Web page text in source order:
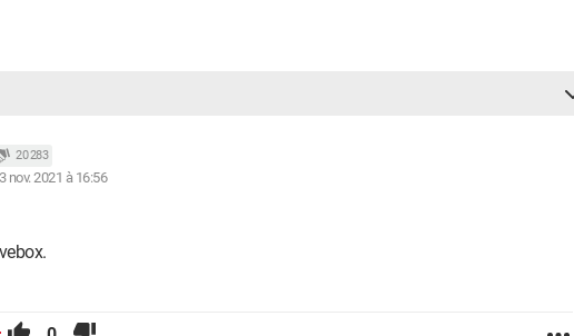
20 283
nov. 2021 à 16:56